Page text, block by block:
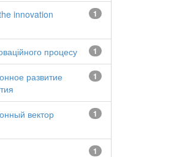
1
innovation
1
процесу
1
развитие
1
вектор
1